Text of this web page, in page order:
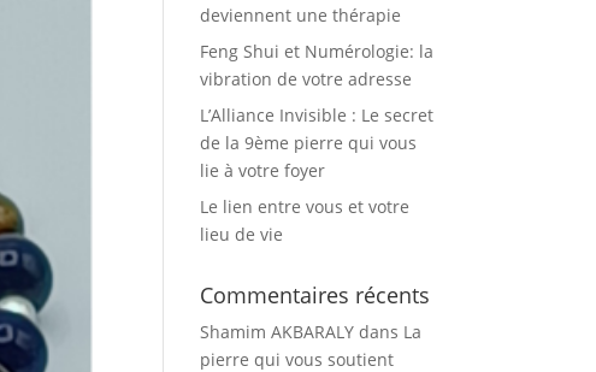
deviennent une thérapie
Feng Shui et Numérologie: la
vibration de votre adresse
L’Alliance Invisible : Le secret
de la 9ème pierre qui vous
lie à votre foyer
Le lien entre vous et votre
lieu de vie
Commentaires récents
Shamim AKBARALY dans La
pierre qui vous soutient